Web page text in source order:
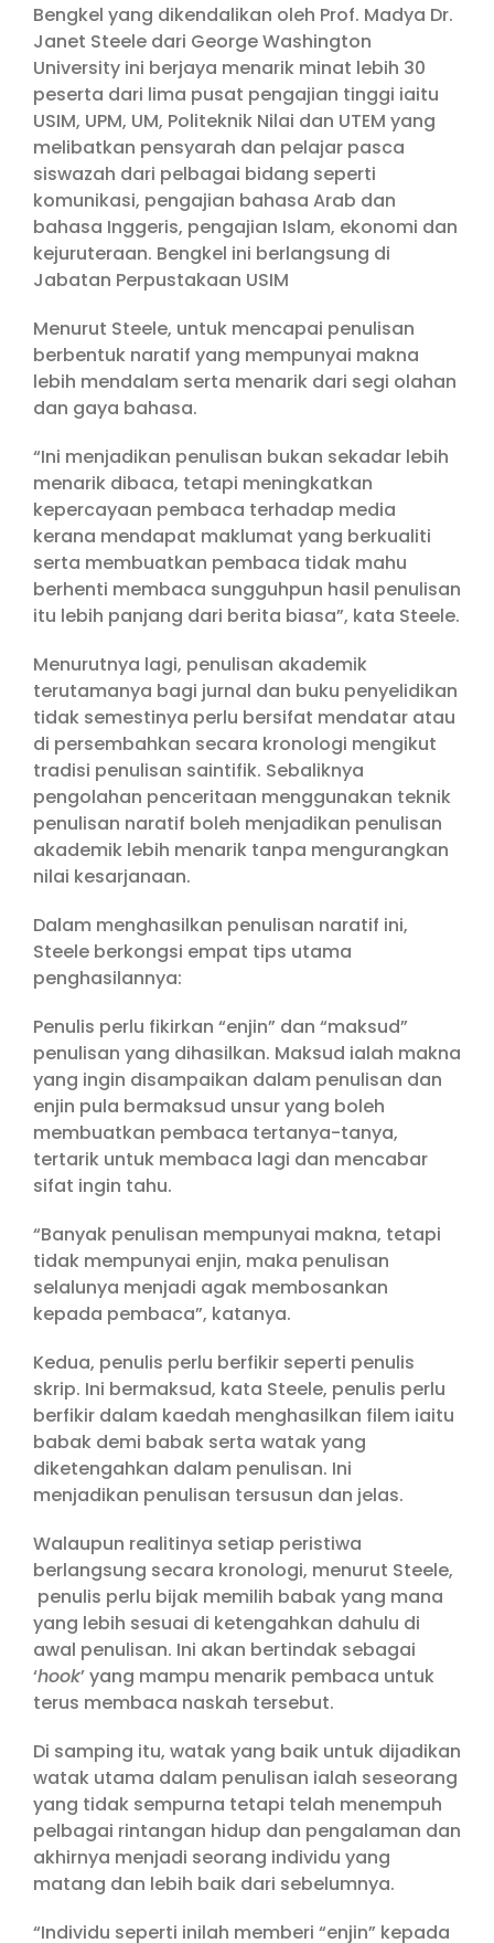
Bengkel yang dikendalikan oleh Prof. Madya Dr.
Janet Steele dari George Washington
University ini berjaya menarik minat lebih 30
peserta dari lima pusat pengajian tinggi iaitu
USIM, UPM, UM, Politeknik Nilai dan UTEM yang
melibatkan pensyarah dan pelajar pasca
siswazah dari pelbagai bidang seperti
komunikasi, pengajian bahasa Arab dan
bahasa Inggeris, pengajian Islam, ekonomi dan
kejuruteraan. Bengkel ini berlangsung di
Jabatan Perpustakaan USIM
Menurut Steele, untuk mencapai penulisan
berbentuk naratif yang mempunyai makna
lebih mendalam serta menarik dari segi olahan
dan gaya bahasa.
“Ini menjadikan penulisan bukan sekadar lebih
menarik dibaca, tetapi meningkatkan
kepercayaan pembaca terhadap media
kerana mendapat maklumat yang berkualiti
serta membuatkan pembaca tidak mahu
berhenti membaca sungguhpun hasil penulisan
itu lebih panjang dari berita biasa”, kata Steele.
Menurutnya lagi, penulisan akademik
terutamanya bagi jurnal dan buku penyelidikan
tidak semestinya perlu bersifat mendatar atau
di persembahkan secara kronologi mengikut
tradisi penulisan saintifik. Sebaliknya
pengolahan penceritaan menggunakan teknik
penulisan naratif boleh menjadikan penulisan
akademik lebih menarik tanpa mengurangkan
nilai kesarjanaan.
Dalam menghasilkan penulisan naratif ini,
Steele berkongsi empat tips utama
penghasilannya:
Penulis perlu fikirkan “enjin” dan “maksud”
penulisan yang dihasilkan. Maksud ialah makna
yang ingin disampaikan dalam penulisan dan
enjin pula bermaksud unsur yang boleh
membuatkan pembaca tertanya-tanya,
tertarik untuk membaca lagi dan mencabar
sifat ingin tahu.
“Banyak penulisan mempunyai makna, tetapi
tidak mempunyai enjin, maka penulisan
selalunya menjadi agak membosankan
kepada pembaca”, katanya.
Kedua, penulis perlu berfikir seperti penulis
skrip. Ini bermaksud, kata Steele, penulis perlu
berfikir dalam kaedah menghasilkan filem iaitu
babak demi babak serta watak yang
diketengahkan dalam penulisan. Ini
menjadikan penulisan tersusun dan jelas.
Walaupun realitinya setiap peristiwa
berlangsung secara kronologi, menurut Steele,
penulis perlu bijak memilih babak yang mana
yang lebih sesuai di ketengahkan dahulu di
awal penulisan. Ini akan bertindak sebagai
‘hook’ yang mampu menarik pembaca untuk
terus membaca naskah tersebut.
Di samping itu, watak yang baik untuk dijadikan
watak utama dalam penulisan ialah seseorang
yang tidak sempurna tetapi telah menempuh
pelbagai rintangan hidup dan pengalaman dan
akhirnya menjadi seorang individu yang
matang dan lebih baik dari sebelumnya.
“Individu seperti inilah memberi “enjin” kepada